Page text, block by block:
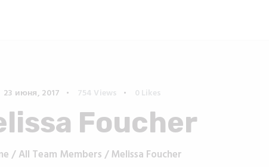
23 июня, 2017 754 Views 0 Likes
Foucher
All Team Members Melissa Foucher